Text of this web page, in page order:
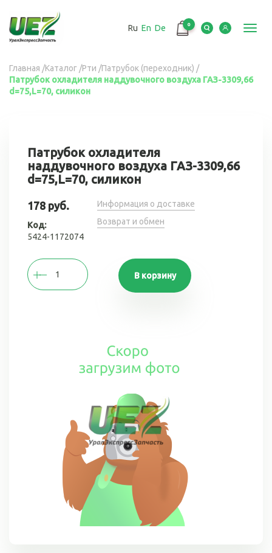
основному
содержанию
Ru En De 0
Вы
здесь
Главная /Каталог /Рти /Патрубок (переходник) /
Патрубок охладителя наддувочного воздуха ГАЗ-3309,66
d=75,L=70, силикон
Патрубок охладителя
наддувочного воздуха ГАЗ-3309,66
d=75,L=70, силикон
178 руб.
Код:
5424-1172074
Информация о доставке
Возврат и обмен
В корзину